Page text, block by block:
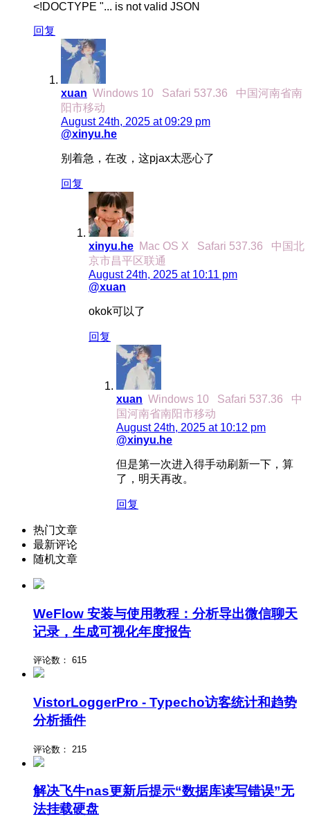
<!DOCTYPE "... is not valid JSON
回复
xuan Windows 10 Safari 537.36
中国河南省南
阳市移动
August 24th, 2025 at 09:29 pm
@xinyu.he
别着急，在改，这pjax太恶心了
回复
xinyu.he Mac OS X Safari 537.36
中国北
京市昌平区联通
August 24th, 2025 at 10:11 pm
@xuan
okok可以了
回复
xuan Windows 10 Safari 537.36
中
国河南省南阳市移动
August 24th, 2025 at 10:12 pm
@xinyu.he
但是第一次进入得手动刷新一下，算
了，明天再改。
回复
热门文章
最新评论
随机文章
WeFlow 安装与使用教程：分析导出微信聊天
记录，生成可视化年度报告
评论数： 615
VistorLoggerPro - Typecho访客统计和趋势
分析插件
评论数： 215
解决飞牛nas更新后提示“数据库读写错误”无
法挂载硬盘